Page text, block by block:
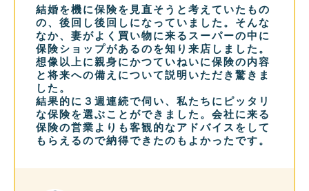
結婚を機に保険を見直そうと考えていたもの
の、後回し後回しになっていました。そんな
なか、妻がよく買い物に来るスーパーの中に
保険ショップがあるのを知り来店しました。
想像以上に親身にかつていねいに保険の内容
と将来への備えについて説明いただき驚きま
した。
結果的に３週連続で伺い、私たちにピッタリ
な保険を選ぶことができました。会社に来る
保険の営業よりも客観的なアドバイスをして
もらえるので納得できたのもよかったです。